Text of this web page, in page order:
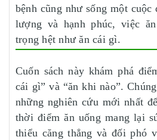
bệnh cũng như sống một
lượng và hạnh phúc, việc
trọng hệt như ăn cái gì.
Cuốn sách này khám phá
cái gì” và “ăn khi nào”.
những nghiên cứu mới nhất
thời điểm ăn uống mang lại
thiểu căng thẳng và đối phó